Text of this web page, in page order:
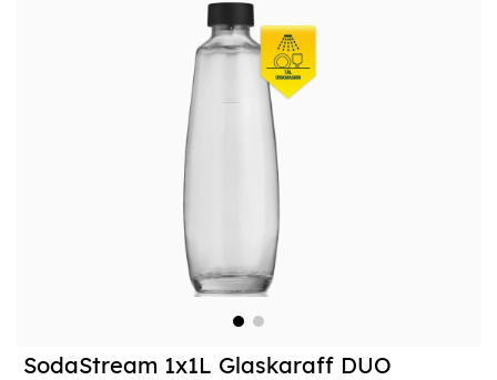
SodaStream 1x1L Glaskaraff DUO